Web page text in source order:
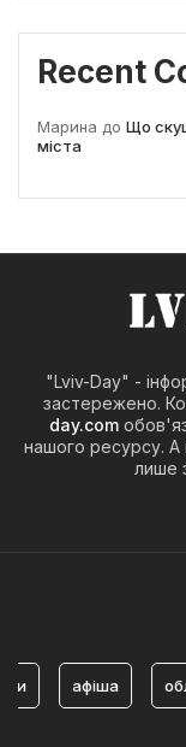
Recent
Марина до Що
міста
"Lviv-Day" -
застережено.
day.com
нашого ресурсу. А
лише
афіша область